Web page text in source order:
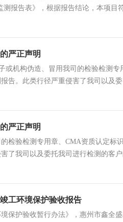
报告表》，根据报告结论，本项目
严正声明
或机构伪造、冒用我司的检验检测
告。此类行径严重侵害了我司以及委
严正声明
检验检测专用章、CMA资质认定标
了我司以及委托我司进行检测的客
工环境保护验收报告
保护验收暂行办法》，惠州市鑫全